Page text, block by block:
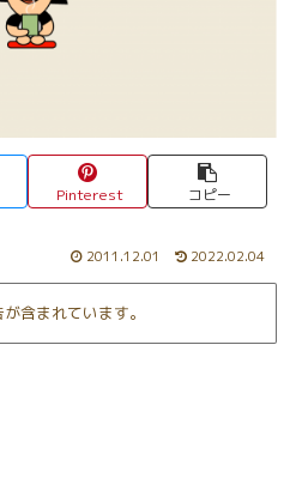
Pinterest コピー
2011.12.01 2022.02.04
含まれています。